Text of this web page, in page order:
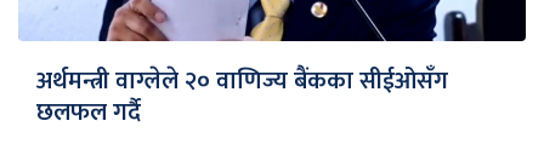
अर्थमन्त्री वाग्लेले २० वाणिज्य बैंकका सीईओसँग
छलफल गर्दै